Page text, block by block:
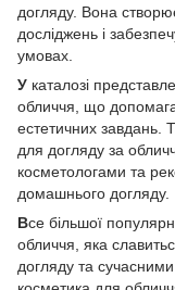
догляду. Вона
досліджень і
умовах.
У каталозі
обличчя, що
естетичних завдань.
для догляду за
косметологами та
домашнього догляду.
Все більшої
обличчя, яка
догляду та